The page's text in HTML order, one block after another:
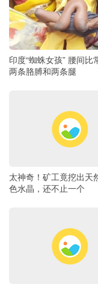
印度“蜘蛛女孩” 腰间比
两条胳膊和两条腿
太神奇！矿工竟挖出天
色水晶，还不止一个